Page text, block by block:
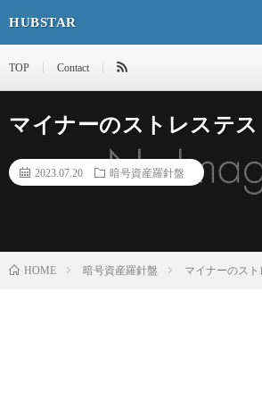
HUBSTAR
TOP Contact
マイナーのストレステス
2023.07.20 暗号資産羅針盤
HOME 暗号資産羅針盤 マイナーのスト